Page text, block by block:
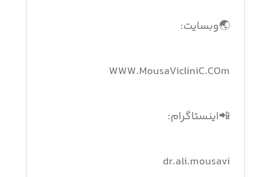
🌏وبسایت:
WWW.MousaVicliniC.COm
📲اینستاگرام:
dr.ali.mousavi